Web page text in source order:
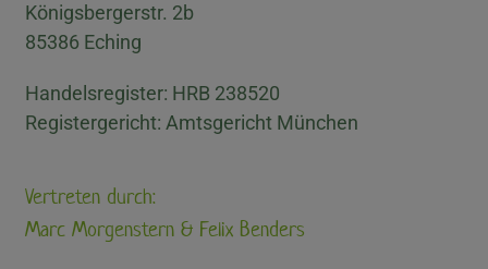
Königsbergerstr. 2b
85386 Eching
Handelsregister: HRB 238520
Registergericht: Amtsgericht München
Vertreten durch:
Marc Morgenstern & Felix Benders